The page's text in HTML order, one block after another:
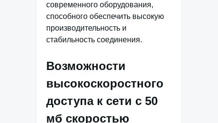
современного оборудования,
способного обеспечить высокую
производительность и
стабильность соединения.
Возможности
высокоскоростного
доступа к сети с 50
мб скоростью